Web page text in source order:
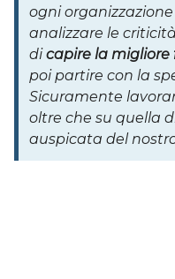
ogni
analizzare le
dicapire la
poi partire con la
Sicuramente
oltre che su quella
auspicata del